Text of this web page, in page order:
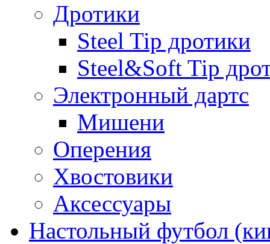
Дротики
Steel Tip дротики
Steel&Soft Tip
Электронный дартс
Мишени
Оперения
Хвостовики
Аксессуары
Настольный футбол